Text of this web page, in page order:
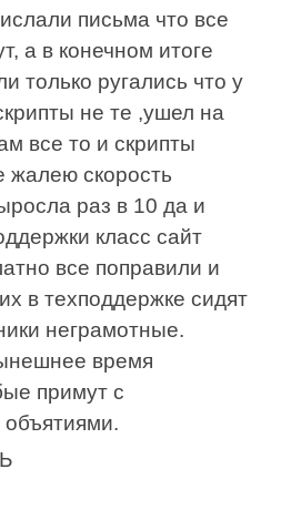
письма что все
а в конечном итоге
только ругались что у
не те ,ушел на
все то и скрипты
жалею скорость
раз в 10 да и
класс сайт
все поправили и
в техподдержке сидят
неграмотные.
время
примут с